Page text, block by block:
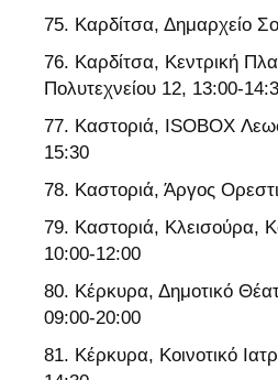
Καρδίτσα, Δημαρχείο
Καρδίτσα, Κεντρική
Πολυτεχνείου 12, 13:00-
Καστοριά, ISOBOX
15:30
Καστοριά, Άργος
Καστοριά, Κλεισούρα,
10:00-12:00
Κέρκυρα, Δημοτικό
09:00-20:00
Κέρκυρα, Κοινοτικό